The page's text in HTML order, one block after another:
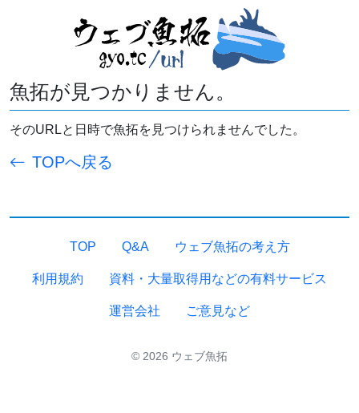
魚拓が見つかりません。
そのURLと日時で魚拓を見つけられませんでした。
TOPへ戻る
TOP Q&A ウェブ魚拓の考え方
利用規約 資料・大量取得用などの有料サービス
運営会社 ご意見など
© 2026 ウェブ魚拓